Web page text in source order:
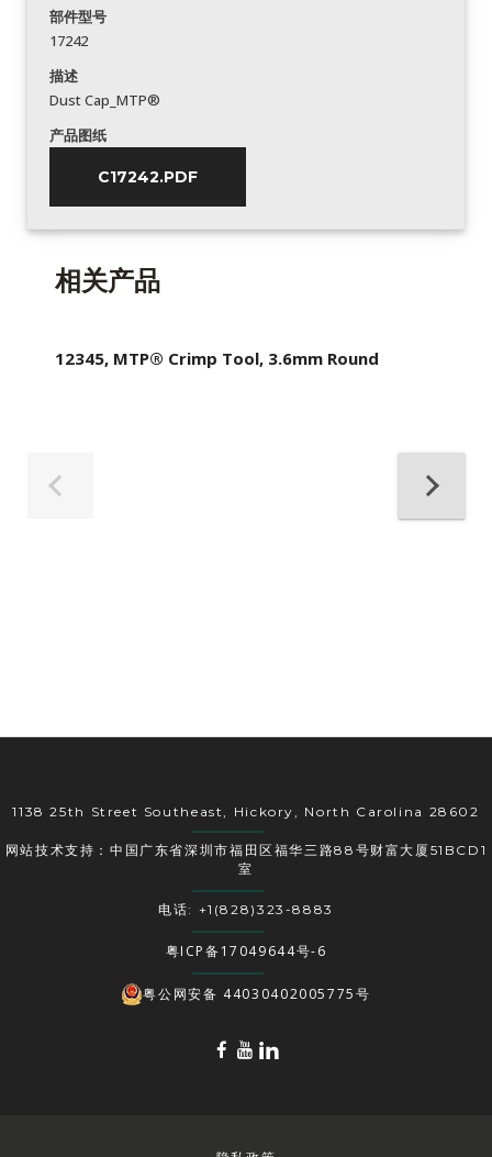
部件型号
17242
描述
Dust Cap_MTP®
产品图纸
C17242.PDF
相关产品
12345, MTP® Crimp Tool, 3.6mm Round
1138 25th Street Southeast, Hickory, North Carolina 28602
网站技术支持：中国广东省深圳市福田区福华三路88号财富大厦51BCD1
室
电话: +1(828)323-8883
粤ICP备17049644号-6
粤公网安备 44030402005775号